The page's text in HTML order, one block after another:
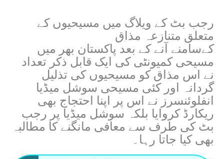
رجب بٹ کے ویلاگ میں مسیحیوں کے
متعلق متنازعہ مذاق
کےسامنے آنے کے بعد پاکستان بھر میں
مسیحی کمیونٹی کی ایک قابل ذکر تعداد
نے اس مذاق کو مسیحیوں کی تذلیل
گردانہ اور کئی مسیحی سوشل میڈیا
انفلوئنسرز نے اس پر اپنا احتجاج بھی
ریکارڈ کروایا بلکہ سوشل میڈیا پر رجب
بٹ کی طرف سے معافی مانگنے کا مطالبہ
بھی کیا جاتا رہا۔